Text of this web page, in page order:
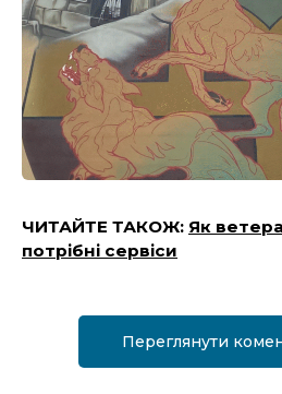
ЧИТАЙТЕ ТАКОЖ: Як
потрібні сервіси
Переглянути